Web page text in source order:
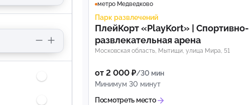
метро Медведково
Парк развлечений
ПлейКорт «PlayKort» | Спортивно-
развлекательная арена
Московская область, Мытищи, улица Мира, 51
от 2 000 ₽/30 мин
Минимум 30 минут
Посмотреть место